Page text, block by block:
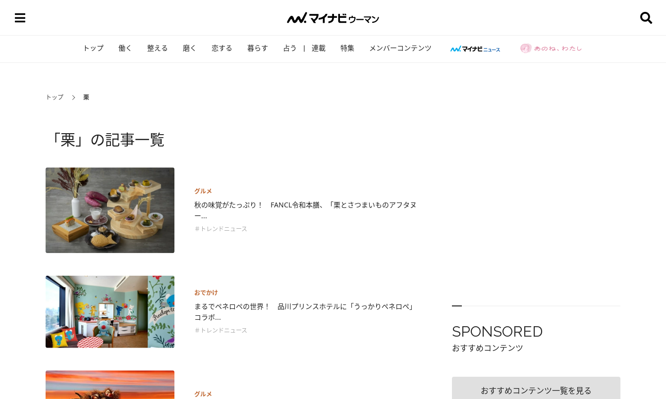
トップ 働く 整える 磨く 恋する 暮らす 占う 連載 特集 メンバーコンテンツ
トップ 栗
「栗」の記事一覧
グルメ
秋の味覚がたっぷり！ FANCL令和本膳、「栗とさつまいものアフタヌ
ー...
＃トレンドニュース
おでかけ
まるでペネロペの世界！ 品川プリンスホテルに「うっかりペネロペ」
コラボ...
＃トレンドニュース
グルメ
SPONSORED
おすすめコンテンツ
おすすめコンテンツ一覧を見る